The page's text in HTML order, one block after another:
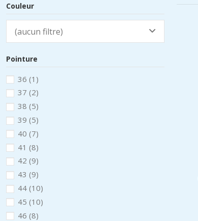
Couleur
(aucun filtre)
Pointure
36 (1)
37 (2)
38 (5)
39 (5)
40 (7)
41 (8)
42 (9)
43 (9)
44 (10)
45 (10)
46 (8)